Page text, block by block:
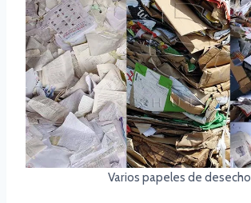
Varios papeles de desecho